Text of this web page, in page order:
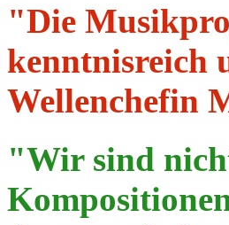
"Die
kenntnisreich
Wellenchefin
"Wir sind